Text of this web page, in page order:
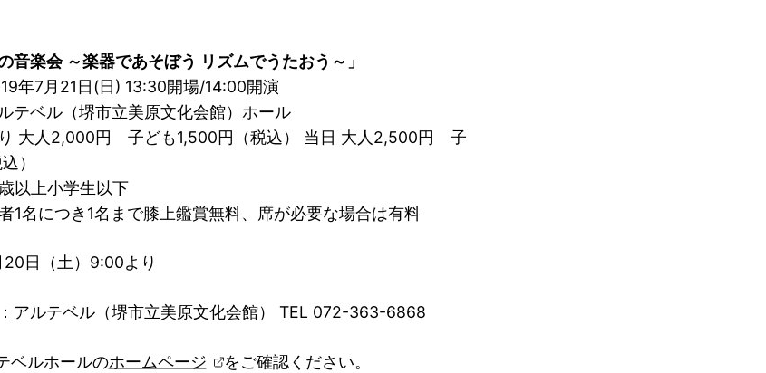
音楽会 ～楽器であそぼう リズムでうたおう～」
年7月21日(日) 13:30開場/14:00開演
テベル（堺市立美原文化会館）ホール
大人2,000円 子ども1,500円（税込） 当日 大人2,500円 子
）
以上小学生以下
1名につき1名まで膝上鑑賞無料、席が必要な場合は有料
20日（土）9:00より
アルテベル（堺市立美原文化会館） TEL 072-363-6868
ベルホールのホームページ をご確認ください。